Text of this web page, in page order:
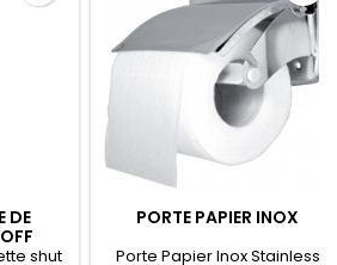
DE
shut
PORTE PAPIER INOX
Porte Papier Inox Stainless